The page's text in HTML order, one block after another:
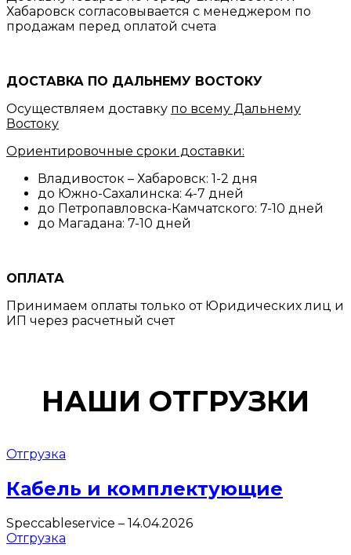
Хабаровск согласовывается с менеджером по
продажам перед оплатой счета
ДОСТАВКА ПО ДАЛЬНЕМУ ВОСТОКУ
Осуществляем доставку по всему Дальнему
Востоку
Ориентировочные сроки доставки:
Владивосток – Хабаровск: 1-2 дня
до Южно-Сахалинска: 4-7 дней
до Петропавловска-Камчатского: 7-10 дней
до Магадана: 7-10 дней
ОПЛАТА
Принимаем оплаты только от Юридических лиц и
ИП через расчетный счет
НАШИ ОТГРУЗКИ
Отгрузка
Кабель и комплектующие
Speccableservice – 14.04.2026
Отгрузка